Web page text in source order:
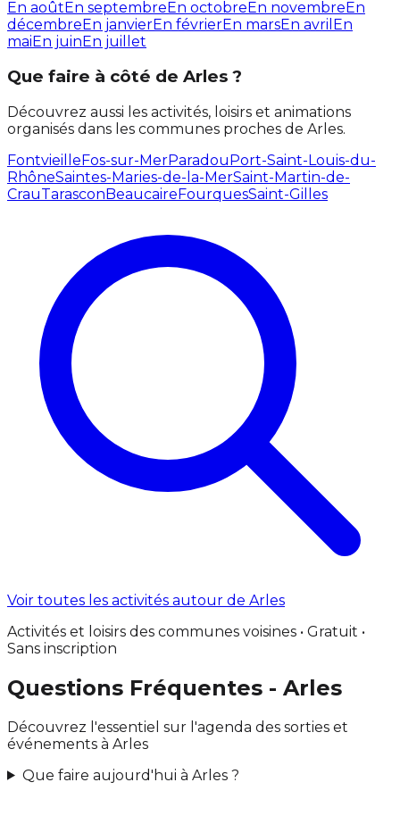
En aoûtEn septembreEn octobreEn novembreEn
décembreEn janvierEn févrierEn marsEn avril En
maiEn juinEn juillet
Que faire à côté de Arles ?
Découvrez aussi les activités, loisirs et animations
organisés dans les communes proches de Arles.
FontvieilleFos-sur-MerParadouPort-Saint-Louis-du-
RhôneSaintes-Maries-de-la-MerSaint-Martin-de-
CrauTarasconBeaucaireFourquesSaint-Gilles
Voir toutes les activités autour de Arles
Activités et loisirs des communes voisines • Gratuit •
Sans inscription
Questions Fréquentes - Arles
Découvrez l'essentiel sur l'agenda des sorties et
événements à Arles
Que faire aujourd'hui à Arles ?